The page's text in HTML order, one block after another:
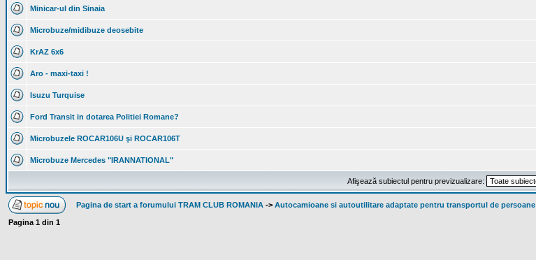
Minicar-ul din Sinaia
Microbuze/midibuze deosebite
KrAZ 6x6
Aro - maxi-taxi !
Isuzu Turquise
Ford Transit in dotarea Politiei Romane?
Microbuzele ROCAR106U şi ROCAR106T
Microbuze Mercedes "IRANNATIONAL"
Afişează subiectul pentru previzualizare:
Pagina de start a forumului TRAM CLUB ROMANIA -> Autocamioane si autoutilitare adaptate pentru transportul de persoane
Pagina 1 din 1